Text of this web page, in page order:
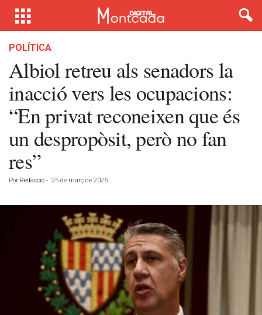
POLÍTICA
Albiol retreu als senadors la
inacció vers les ocupacions:
“En privat reconeixen que és
un despropòsit, però no fan
res”
Por Redacció - 25 de març de 2026